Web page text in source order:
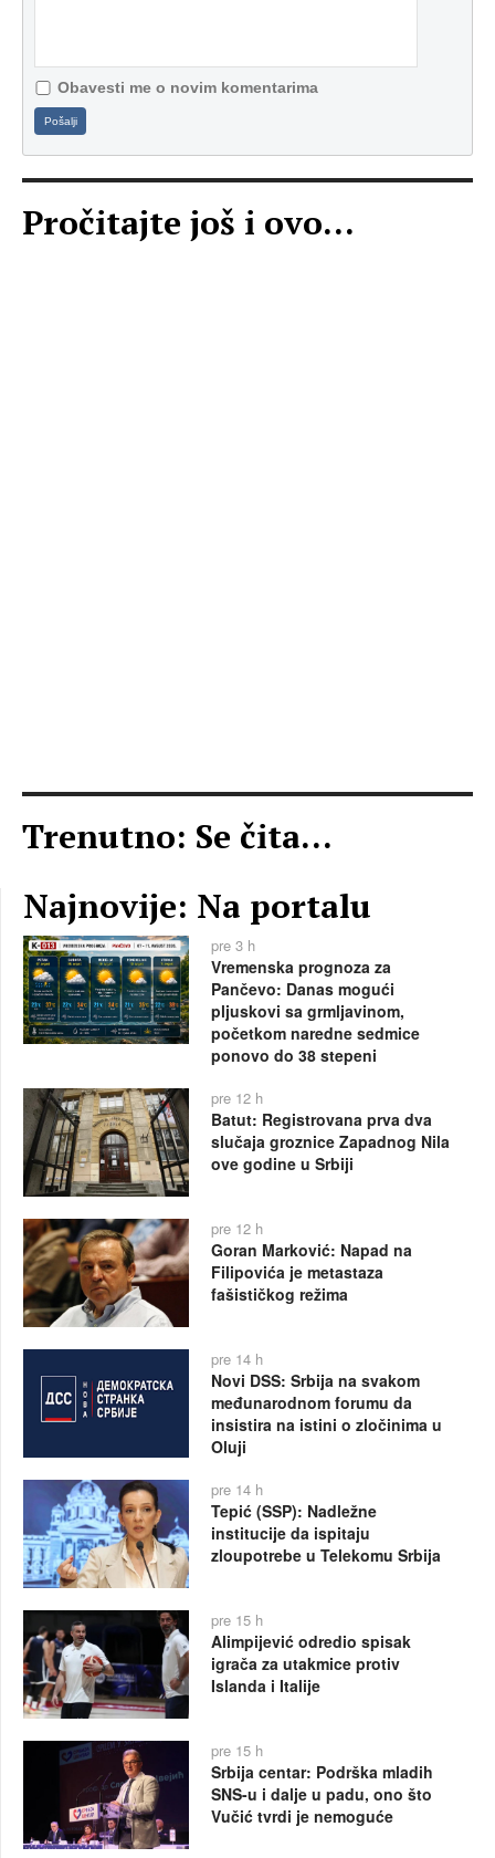
Obavesti me o novim komentarima
Pošalji
Pročitajte još i ovo...
Trenutno: Se čita...
Najnovije: Na portalu
pre 3 h
Vremenska prognoza za
Pančevo: Danas mogući
pljuskovi sa grmljavinom,
početkom naredne sedmice
ponovo do 38 stepeni
pre 12 h
Batut: Registrovana prva dva
slučaja groznice Zapadnog Nila
ove godine u Srbiji
pre 12 h
Goran Marković: Napad na
Filipovića je metastaza
fašističkog režima
pre 14 h
Novi DSS: Srbija na svakom
međunarodnom forumu da
insistira na istini o zločinima u
Oluji
pre 14 h
Tepić (SSP): Nadležne
institucije da ispitaju
zloupotrebe u Telekomu Srbija
pre 15 h
Alimpijević odredio spisak
igrača za utakmice protiv
Islanda i Italije
pre 15 h
Srbija centar: Podrška mladih
SNS-u i dalje u padu, ono što
Vučić tvrdi je nemoguće